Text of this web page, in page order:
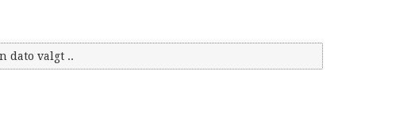
dato valgt ..